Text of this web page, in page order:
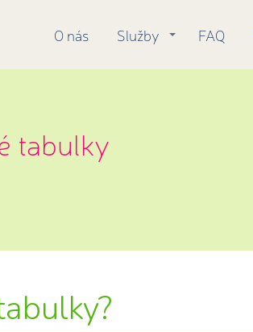
O nás Služby FAQ
tabulky